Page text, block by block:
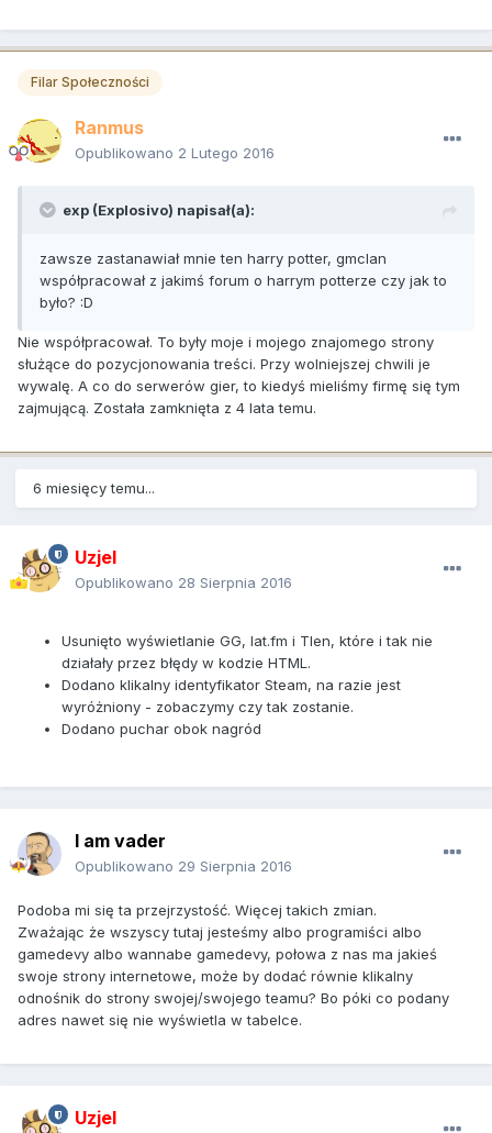
Filar Społeczności
Ranmus
Opublikowano 2 Lutego 2016
exp (Explosivo) napisał(a):
zawsze zastanawiał mnie ten harry potter, gmclan
współpracował z jakimś forum o harrym potterze czy jak to
było? :D
Nie współpracował. To były moje i mojego znajomego strony
służące do pozycjonowania treści. Przy wolniejszej chwili je
wywalę. A co do serwerów gier, to kiedyś mieliśmy firmę się tym
zajmującą. Została zamknięta z 4 lata temu.
6 miesięcy temu...
Uzjel
Opublikowano 28 Sierpnia 2016
Usunięto wyświetlanie GG, lat.fm i Tlen, które i tak nie
działały przez błędy w kodzie HTML.
Dodano klikalny identyfikator Steam, na razie jest
wyróżniony - zobaczymy czy tak zostanie.
Dodano puchar obok nagród
I am vader
Opublikowano 29 Sierpnia 2016
Podoba mi się ta przejrzystość. Więcej takich zmian.
Zważając że wszyscy tutaj jesteśmy albo programiści albo
gamedevy albo wannabe gamedevy, połowa z nas ma jakieś
swoje strony internetowe, może by dodać równie klikalny
odnośnik do strony swojej/swojego teamu? Bo póki co podany
adres nawet się nie wyświetla w tabelce.
Uzjel